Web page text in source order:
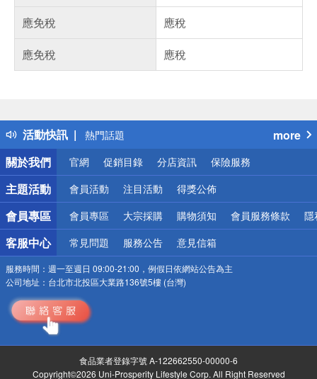
應免稅
應稅
應免稅
應稅
活動快訊
得獎公告
熱門話題
銀行優惠
偏遠地區配送
詐騙網頁！請小心！
more
關於我們
官網 促銷目錄 分店資訊 保險服務
主題活動 會員活動 注目活動 得獎公佈
會員專區 會員專區 大宗採購 購物須知 會員服務條款 隱
客服中心 常見問題 服務公告 意見信箱
服務時間： 週一至週日 09:00-21:00，例假日依網站公告為主
公司地址： 台北市北投區大業路136號5樓 (台灣)
食品業者登錄字號 A-122662550-00000-6
Copyright©2026 Uni-Prosperity Lifestyle Corp. All Right Reserved